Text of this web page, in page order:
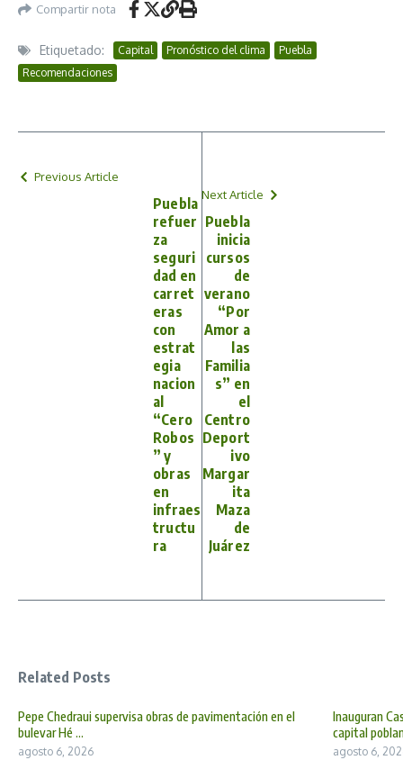
Compartir nota
Etiquetado: Capital Pronóstico del clima
Puebla
Recomendaciones
Previous Article
Puebla
refuer
za
seguri
dad en
carret
eras
con
estrat
egia
nacion
al
“Cero
Robos
” y
obras
en
infraes
tructu
ra
Next Article
Puebla
inicia
cursos
de
verano
“Por
Amor a
las
Familia
s” en
el
Centro
Deport
ivo
Margar
ita
Maza
de
Juárez
Related Posts
Pepe Chedraui supervisa obras de pavimentación en el
bulevar Hé ...
agosto 6, 2026
Inauguran
capital
agosto 6,